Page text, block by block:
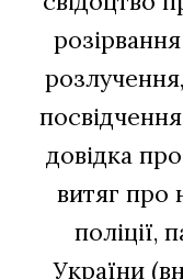
довідка
витяг про
поліції,
України